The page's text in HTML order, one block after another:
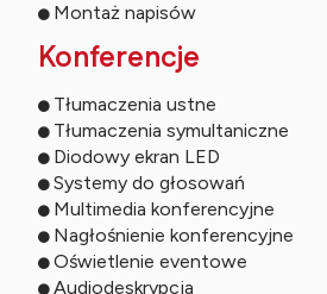
Montaż napisów
Konferencje
Tłumaczenia ustne
Tłumaczenia symultaniczne
Diodowy ekran LED
Systemy do głosowań
Multimedia konferencyjne
Nagłośnienie konferencyjne
Oświetlenie eventowe
Audiodeskrypcja